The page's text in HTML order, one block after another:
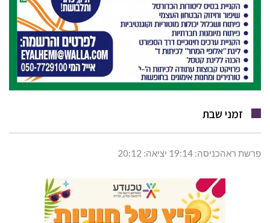
זמני שבת
פרשת ראהכניסה: 19:14 יציאה: 20:12